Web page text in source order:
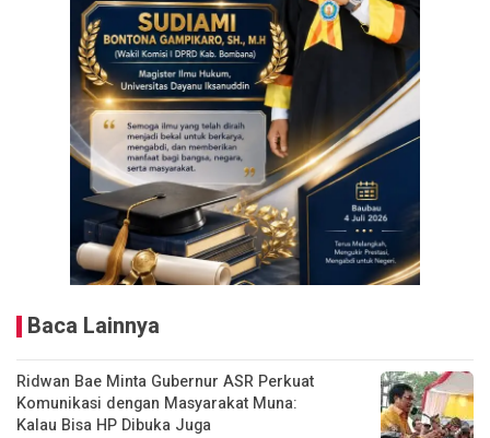
Baca Lainnya
Ridwan Bae Minta Gubernur ASR Perkuat
Komunikasi dengan Masyarakat Muna:
Kalau Bisa HP Dibuka Juga